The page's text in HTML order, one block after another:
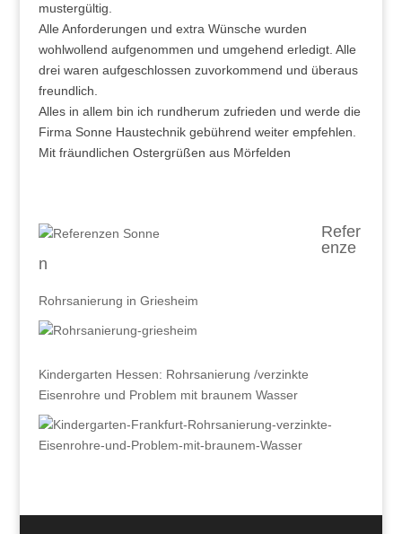
mustergültig.
Alle Anforderungen und extra Wünsche wurden
wohlwollend aufgenommen und umgehend erledigt. Alle
drei waren aufgeschlossen zuvorkommend und überaus
freundlich.
Alles in allem bin ich rundherum zufrieden und werde die
Firma Sonne Haustechnik gebührend weiter empfehlen.
Mit fräundlichen Ostergrüßen aus Mörfelden
Refer
enze
n
Rohrsanierung in Griesheim
Kindergarten Hessen: Rohrsanierung /verzinkte
Eisenrohre und Problem mit braunem Wasser